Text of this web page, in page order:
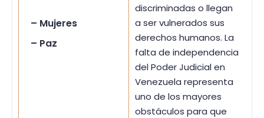
– Mujeres
– Paz
discriminadas o llegan
a ser vulnerados sus
derechos humanos. La
falta de independencia
del Poder Judicial en
Venezuela representa
uno de los mayores
obstáculos para que